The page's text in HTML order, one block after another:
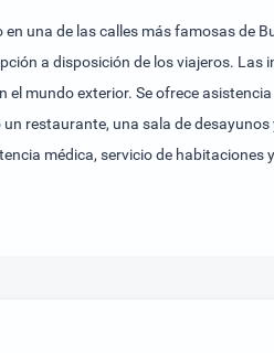
una de las calles más famosas de
a disposición de los viajeros.
el mundo exterior. Se ofrece
restaurante, una sala de
médica, servicio de